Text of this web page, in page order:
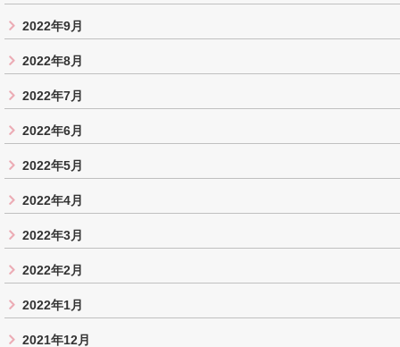
2022年9月
2022年8月
2022年7月
2022年6月
2022年5月
2022年4月
2022年3月
2022年2月
2022年1月
2021年12月